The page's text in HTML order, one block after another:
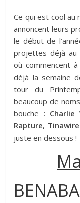
Ce qui est cool au
annoncent leurs
le début de
projettes déjà au
où commencent
déjà la semaine
tour du
beaucoup de
bouche :
Rapture,
juste en dessous !